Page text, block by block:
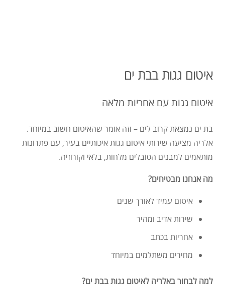
איטום גגות בבת ים
איטום גגות עם אחריות מלאה
בת ים נמצאת קרוב לים – וזה אומר שהאיטום חשוב במיוחד.
אלריה מציעה שירותי איטום גגות איכותיים בעיר, עם פתרונות
מותאמים למבנים הסובלים מלחות, בלאי וקורוזיה.
מה אנחנו מבטיחים?
איטום עמיד לאורך שנים
שירות אדיב ומהיר
אחריות בכתב
מחירים משתלמים במיוחד
למה לבחור באלריה לאיטום גגות בבת ים?